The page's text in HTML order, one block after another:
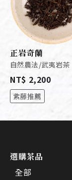
正岩奇蘭
自然農法/武夷岩茶
NT$ 2,200
紫藤推薦
選購茶品
全部